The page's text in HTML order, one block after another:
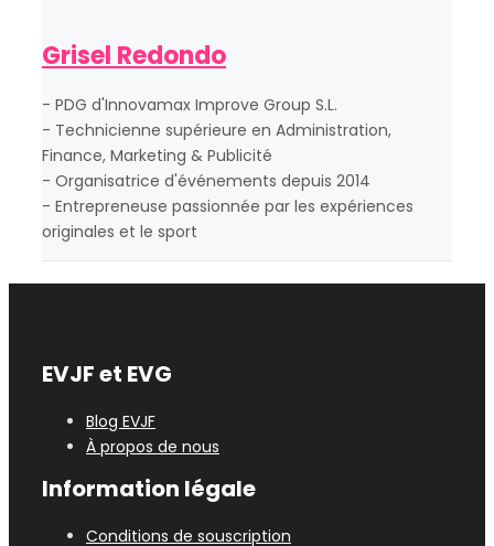
Grisel Redondo
- PDG d'Innovamax Improve Group S.L.
- Technicienne supérieure en Administration,
Finance, Marketing & Publicité
- Organisatrice d'événements depuis 2014
- Entrepreneuse passionnée par les expériences
originales et le sport
EVJF et EVG
Blog EVJF
À propos de nous
Information légale
Conditions de souscription